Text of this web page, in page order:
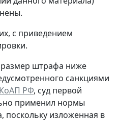
с приведением
размер штрафа ниже
санкциями
КоАП РФ, суд первой
применил нормы
поскольку изложенная в